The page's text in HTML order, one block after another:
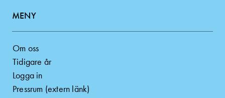
MENY
Om oss
Tidigare år
Logga in
Pressrum (extern länk)